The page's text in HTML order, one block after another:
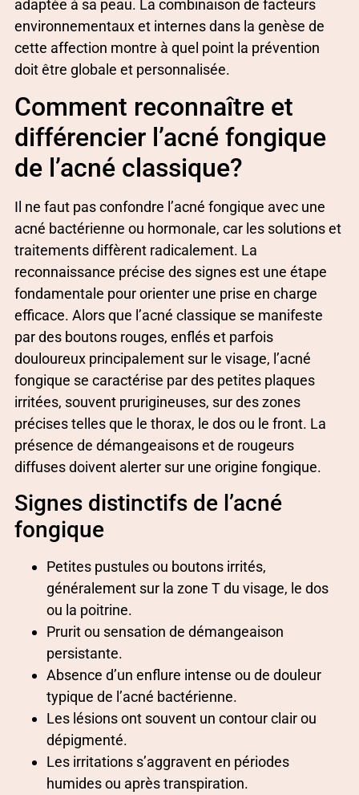
adaptée à sa peau. La combinaison de facteurs
environnementaux et internes dans la genèse de
cette affection montre à quel point la prévention
doit être globale et personnalisée.
Comment reconnaître et
différencier l’acné fongique
de l’acné classique?
Il ne faut pas confondre l’acné fongique avec une
acné bactérienne ou hormonale, car les solutions et
traitements diffèrent radicalement. La
reconnaissance précise des signes est une étape
fondamentale pour orienter une prise en charge
efficace. Alors que l’acné classique se manifeste
par des boutons rouges, enflés et parfois
douloureux principalement sur le visage, l’acné
fongique se caractérise par des petites plaques
irritées, souvent prurigineuses, sur des zones
précises telles que le thorax, le dos ou le front. La
présence de démangeaisons et de rougeurs
diffuses doivent alerter sur une origine fongique.
Signes distinctifs de l’acné
fongique
Petites pustules ou boutons irrités,
généralement sur la zone T du visage, le dos
ou la poitrine.
Prurit ou sensation de démangeaison
persistante.
Absence d’un enflure intense ou de douleur
typique de l’acné bactérienne.
Les lésions ont souvent un contour clair ou
dépigmenté.
Les irritations s’aggravent en périodes
humides ou après transpiration.